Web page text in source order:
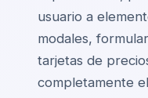
usuario a
modales,
tarjetas de
completamente